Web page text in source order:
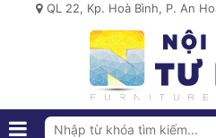
QL 22, Kp. Hoà Bình, P. An